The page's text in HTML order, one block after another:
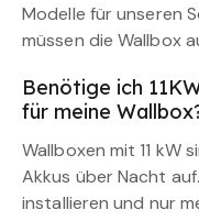
Modelle für unseren
müssen die Wallbox
Benötige ich
für meine
Wallboxen mit 11 kW
Akkus über Nacht
installieren und nur